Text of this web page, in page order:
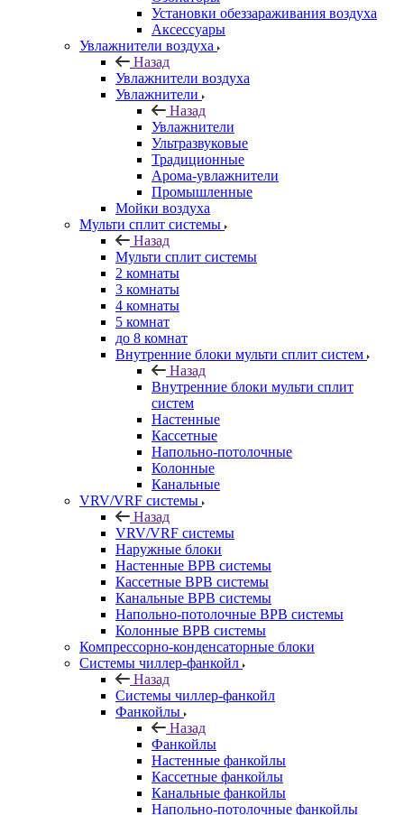
Установки обеззараживания воздуха
Аксессуары
Увлажнители воздуха
Назад
Увлажнители воздуха
Увлажнители
Назад
Увлажнители
Ультразвуковые
Традиционные
Арома-увлажнители
Промышленные
Мойки воздуха
Мульти сплит системы
Назад
Мульти сплит системы
2 комнаты
3 комнаты
4 комнаты
5 комнат
до 8 комнат
Внутренние блоки мульти сплит систем
Назад
Внутренние блоки мульти сплит
систем
Настенные
Кассетные
Напольно-потолочные
Колонные
Канальные
VRV/VRF системы
Назад
VRV/VRF системы
Наружные блоки
Настенные ВРВ системы
Кассетные ВРВ системы
Канальные ВРВ системы
Напольно-потолочные ВРВ системы
Колонные ВРВ системы
Компрессорно-конденсаторные блоки
Системы чиллер-фанкойл
Назад
Системы чиллер-фанкойл
Фанкойлы
Назад
Фанкойлы
Настенные фанкойлы
Кассетные фанкойлы
Канальные фанкойлы
Напольно-потолочные фанкойлы